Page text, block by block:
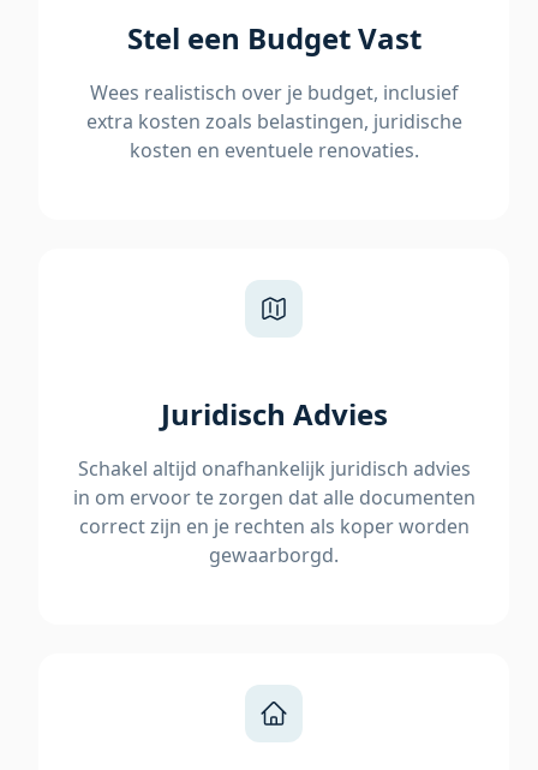
Stel een Budget Vast
Wees realistisch over je budget, inclusief
extra kosten zoals belastingen, juridische
kosten en eventuele renovaties.
Juridisch Advies
Schakel altijd onafhankelijk juridisch advies
in om ervoor te zorgen dat alle documenten
correct zijn en je rechten als koper worden
gewaarborgd.